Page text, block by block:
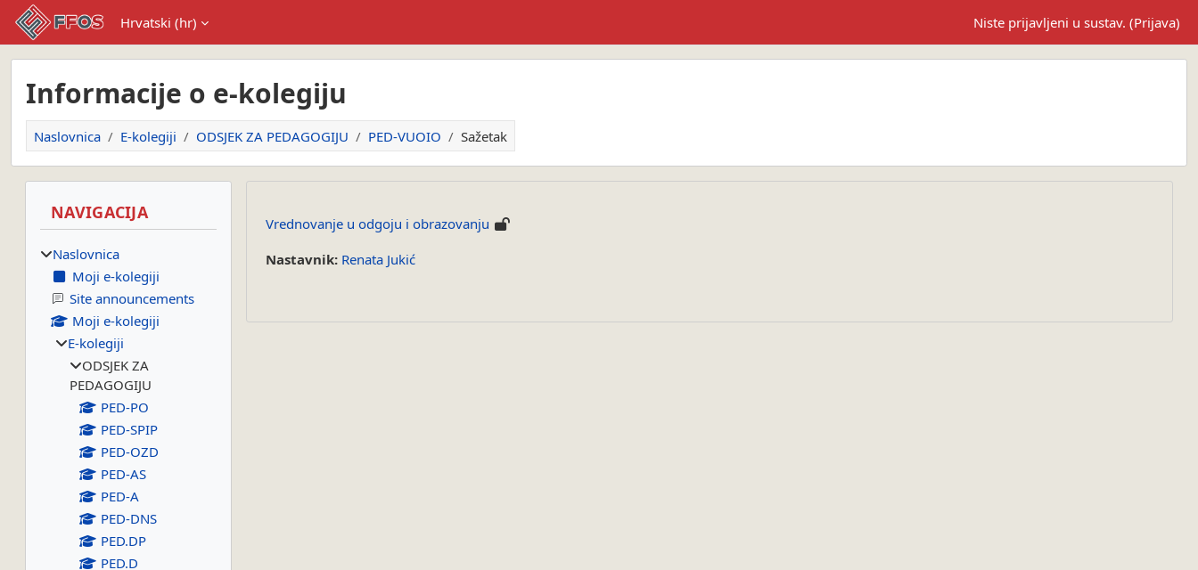
Preskoči na sadržaj
Hrvatski ‎(hr)‎ Niste prijavljeni u sustav. (Prijava)
Informacije o e-kolegiju
Naslovnica E-kolegiji ODSJEK ZA PEDAGOGIJU PED-VUOIO Sažetak
Vrednovanje u odgoju i obrazovanju
Nastavnik: Renata Jukić
NAVIGACIJA
Naslovnica
Moji e-kolegiji
Site announcements
Moji e-kolegiji
E-kolegiji
ODSJEK ZA
PEDAGOGIJU
PED-PO
PED-SPIP
PED-OZD
PED-AS
PED-A
PED-DNS
PED.DP
PED.D